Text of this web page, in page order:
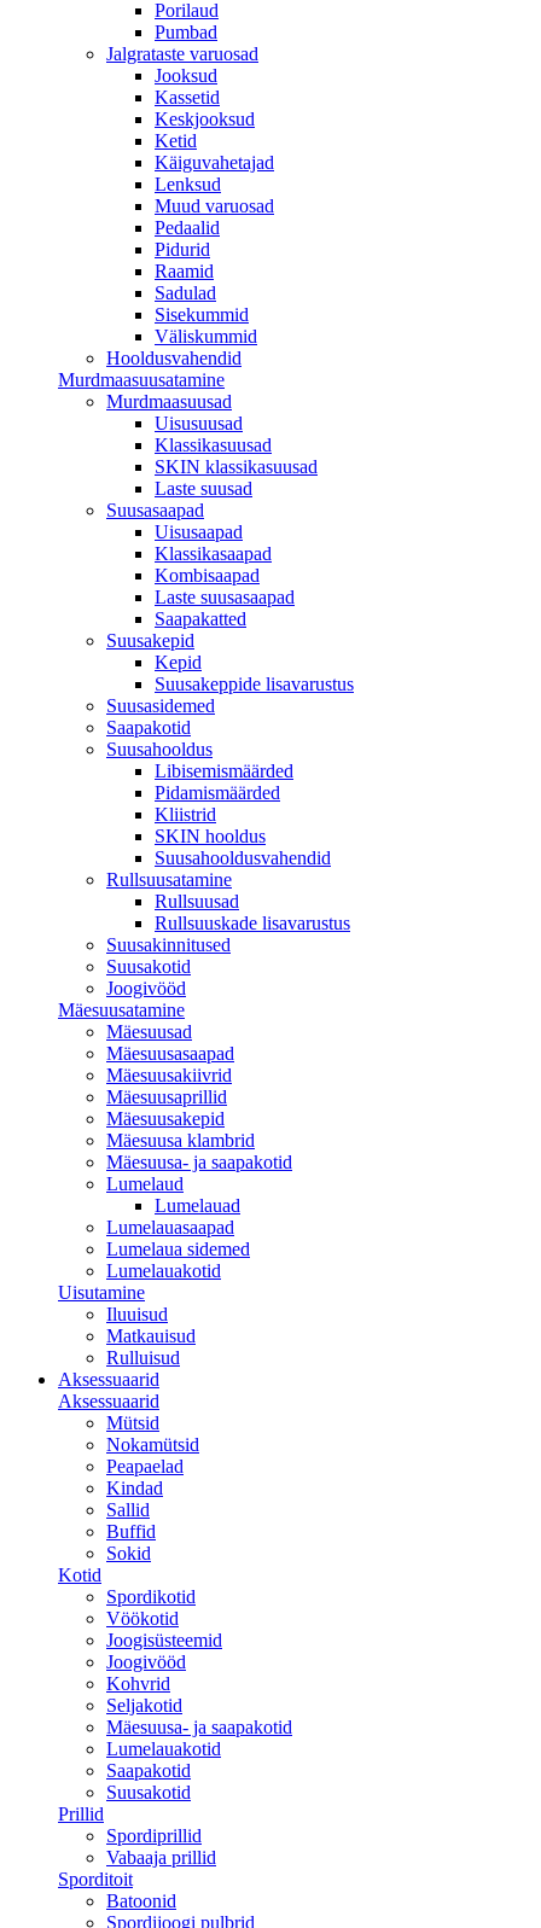
Porilaud
Pumbad
Jalgrataste varuosad
Jooksud
Kassetid
Keskjooksud
Ketid
Käiguvahetajad
Lenksud
Muud varuosad
Pedaalid
Pidurid
Raamid
Sadulad
Sisekummid
Väliskummid
Hooldusvahendid
Murdmaasuusatamine
Murdmaasuusad
Uisusuusad
Klassikasuusad
SKIN klassikasuusad
Laste suusad
Suusasaapad
Uisusaapad
Klassikasaapad
Kombisaapad
Laste suusasaapad
Saapakatted
Suusakepid
Kepid
Suusakeppide lisavarustus
Suusasidemed
Saapakotid
Suusahooldus
Libisemismäärded
Pidamismäärded
Kliistrid
SKIN hooldus
Suusahooldusvahendid
Rullsuusatamine
Rullsuusad
Rullsuuskade lisavarustus
Suusakinnitused
Suusakotid
Joogivööd
Mäesuusatamine
Mäesuusad
Mäesuusasaapad
Mäesuusakiivrid
Mäesuusaprillid
Mäesuusakepid
Mäesuusa klambrid
Mäesuusa- ja saapakotid
Lumelaud
Lumelauad
Lumelauasaapad
Lumelaua sidemed
Lumelauakotid
Uisutamine
Iluuisud
Matkauisud
Rulluisud
Aksessuaarid
Aksessuaarid
Mütsid
Nokamütsid
Peapaelad
Kindad
Sallid
Buffid
Sokid
Kotid
Spordikotid
Vöökotid
Joogisüsteemid
Joogivööd
Kohvrid
Seljakotid
Mäesuusa- ja saapakotid
Lumelauakotid
Saapakotid
Suusakotid
Prillid
Spordiprillid
Vabaaja prillid
Sporditoit
Batoonid
Spordijoogi pulbrid